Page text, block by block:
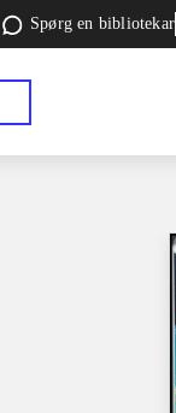
Spørg en bibliotekar